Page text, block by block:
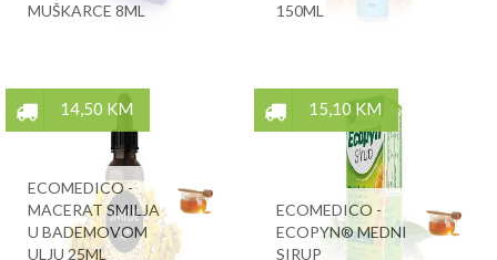
MUŠKARCE 8ML
150ML
14,50 KM
ECOMEDICO -
MACERAT SMILJA
U BADEMOVOM
ULJU 25ML
15,10 KM
ECOMEDICO -
ECOPYN® MEDNI
SIRUP